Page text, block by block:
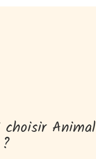
choisir Animal